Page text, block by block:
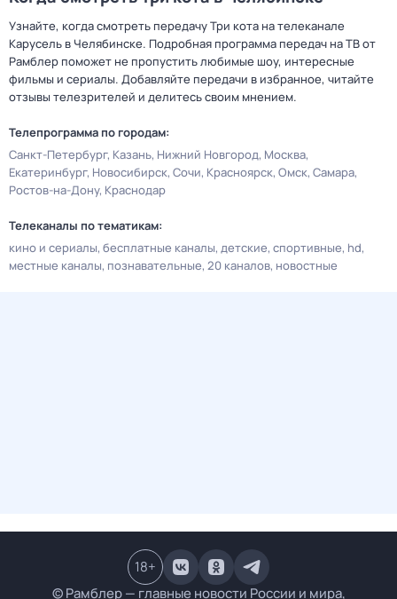
Узнайте, когда смотреть передачу Три кота на телеканале
Карусель в Челябинске. Подробная программа передач на ТВ от
Рамблер поможет не пропустить любимые шоу, интересные
фильмы и сериалы. Добавляйте передачи в избранное, читайте
отзывы телезрителей и делитесь своим мнением.
Телепрограмма по городам:
Санкт-Петербург Казань Нижний Новгород Москва
Екатеринбург Новосибирск Сочи Красноярск Омск Самара
Ростов-на-Дону Краснодар
Телеканалы по тематикам:
кино и сериалы бесплатные каналы детские спортивные hd
местные каналы познавательные 20 каналов новостные
© Рамблер — главные новости России и мира,
18+